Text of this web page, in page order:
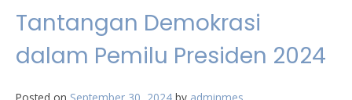
Tantangan Demokrasi
dalam Pemilu Presiden 2024